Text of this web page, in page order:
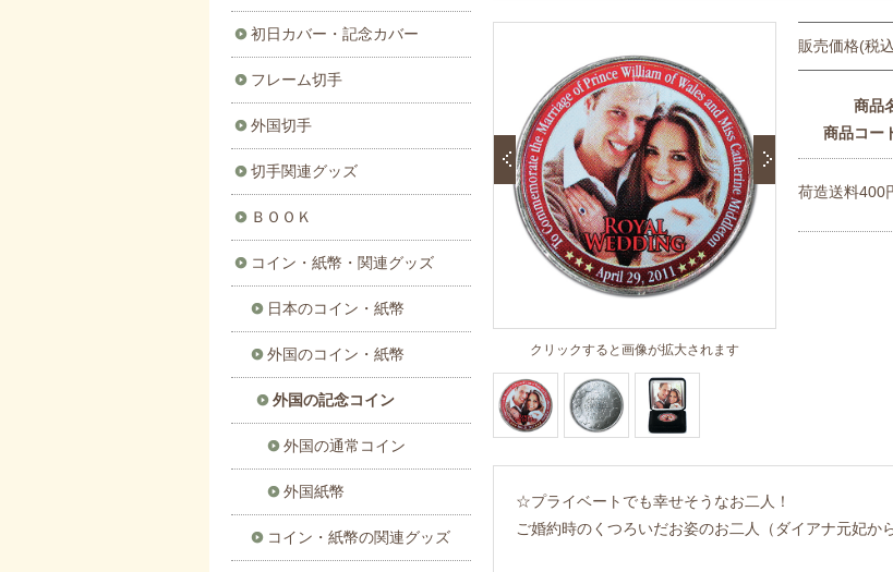
クリックすると画像が拡大されます
販売価格(税
商品
商品コー
荷造送料400
☆プライベートでも幸せそうなお二人！
ご婚約時のくつろいだお姿のお二人（ダイアナ元妃か
初日カバー・記念カバー
フレーム切手
外国切手
切手関連グッズ
ＢＯＯＫ
コイン・紙幣・関連グッズ
日本のコイン・紙幣
外国のコイン・紙幣
外国の記念コイン
外国の通常コイン
外国紙幣
コイン・紙幣の関連グッズ